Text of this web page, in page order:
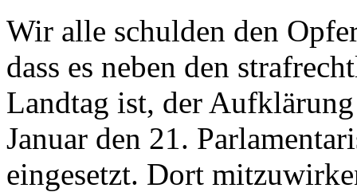
Wir alle schulden den
dass es neben den
Landtag ist, der
Januar den 21.
eingesetzt. Dort